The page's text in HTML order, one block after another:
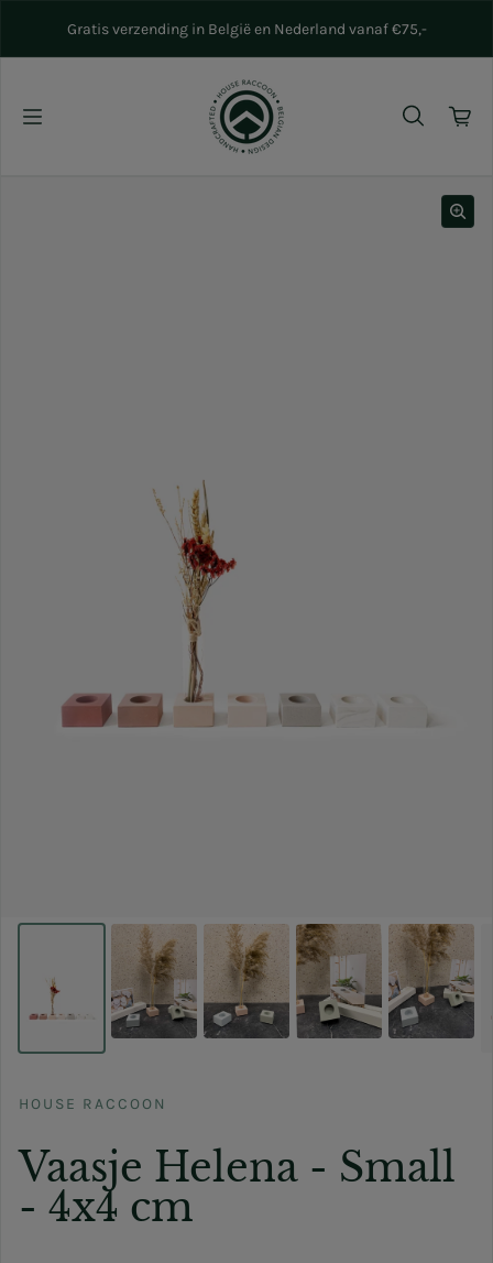
Gratis verzending in België en Nederland vanaf €75,-
HOUSE RACCOON
Vaasje Helena - Small
- 4x4 cm